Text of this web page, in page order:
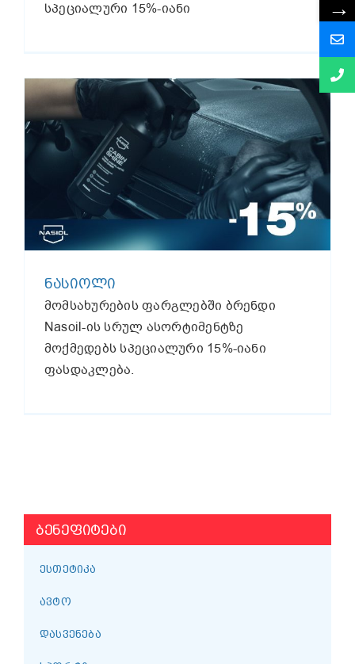
სპეციალური 15%-იანი
ᲜᲐᲡᲘᲝᲚᲘ
მომსახურების ფარგლებში ბრენდი
Nasoil-ის სრულ ასორტიმენტზე
მოქმედებს სპეციალური 15%-იანი
ფასდაკლება.
ᲑᲔᲜᲔᲤᲘᲢᲔᲑᲘ
ᲔᲡᲗᲔᲢᲘᲙᲐ
ᲐᲕᲢᲝ
ᲓᲐᲡᲕᲔᲜᲔᲑᲐ
→